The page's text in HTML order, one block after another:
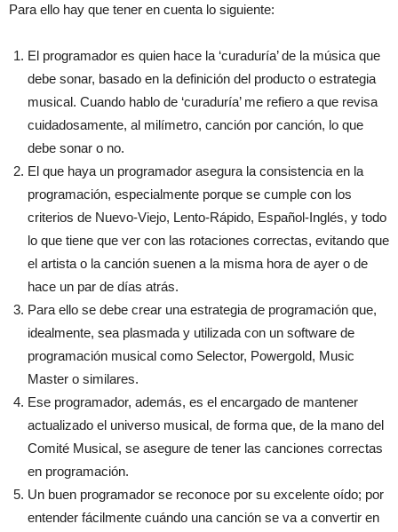
Para ello hay que tener en cuenta lo siguiente:
El programador es quien hace la ‘curaduría’ de la música que
debe sonar, basado en la definición del producto o estrategia
musical. Cuando hablo de ‘curaduría’ me refiero a que revisa
cuidadosamente, al milímetro, canción por canción, lo que
debe sonar o no.
El que haya un programador asegura la consistencia en la
programación, especialmente porque se cumple con los
criterios de Nuevo-Viejo, Lento-Rápido, Español-Inglés, y todo
lo que tiene que ver con las rotaciones correctas, evitando que
el artista o la canción suenen a la misma hora de ayer o de
hace un par de días atrás.
Para ello se debe crear una estrategia de programación que,
idealmente, sea plasmada y utilizada con un software de
programación musical como Selector, Powergold, Music
Master o similares.
Ese programador, además, es el encargado de mantener
actualizado el universo musical, de forma que, de la mano del
Comité Musical, se asegure de tener las canciones correctas
en programación.
Un buen programador se reconoce por su excelente oído; por
entender fácilmente cuándo una canción se va a convertir en